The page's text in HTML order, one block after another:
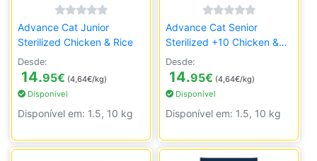
Advance Cat Junior
Sterilized Chicken & Rice
Desde:
14.95€ (4,64€/kg)
Disponível
Disponível em: 1.5, 10 kg
Advance Cat Senior
Sterilized +10 Chicken &
Barley
Desde:
14.95€ (4,64€/kg)
Disponível
Disponível em: 1.5, 10 kg